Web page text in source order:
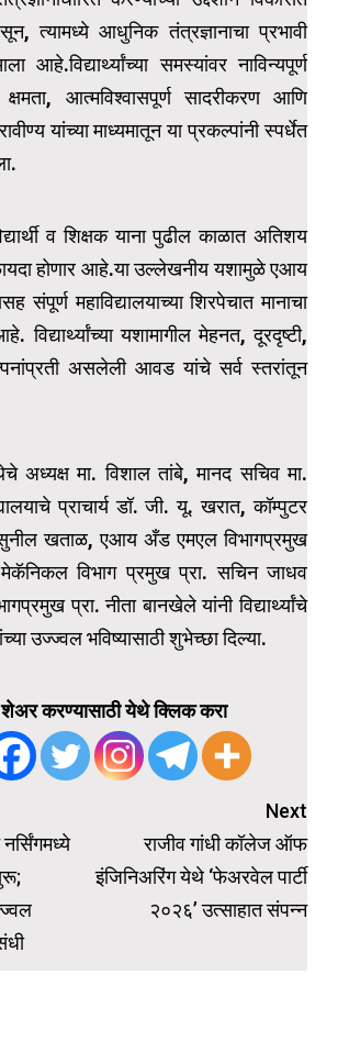
त्यामध्ये आधुनिक तंत्रज्ञानाचा प्रभावी
आहे.विद्यार्थ्यांच्या समस्यांवर नाविन्यपूर्ण
क्षमता, आत्मविश्वासपूर्ण सादरीकरण आणि
यांच्या माध्यमातून या प्रकल्पांनी स्पर्धेत
व शिक्षक याना पुढील काळात अतिशय
होणार आहे.या उल्लेखनीय यशामुळे एआय
संपूर्ण महाविद्यालयाच्या शिरपेचात मानाचा
विद्यार्थ्यांच्या यशामागील मेहनत, दूरदृष्टी,
असलेली आवड यांचे सर्व स्तरांतून
अध्यक्ष मा. विशाल तांबे, मानद सचिव मा.
प्राचार्य डॉ. जी. यू. खरात, कॉम्पुटर
खताळ, एआय अँड एमएल विभागप्रमुख
विभाग प्रमुख प्रा. सचिन जाधव
प्रा. नीता बानखेले यांनी विद्यार्थ्यांचे
उज्ज्वल भविष्यासाठी शुभेच्छा दिल्या.
शेअर करण्यासाठी येथे क्लिक करा
Next
राजीव गांधी कॉलेज ऑफ
इंजिनिअरिंग येथे ‘फेअरवेल पार्टी
२०२६’ उत्साहात संपन्न